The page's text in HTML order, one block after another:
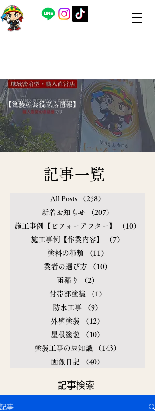
​【塗装のお役立ち情報】
​記事一覧
All Posts （258）
新着お知らせ
（207）
施工事例【ビフォーアフター】
（10）
施工事例【作業内容】
（7）
塗料の種類
（11）
業者の選び方
（10）
雨漏り
（2）
付帯部塗装
（1）
防水工事
（9）
外壁塗装
（12）
屋根塗装
（10）
塗装工事の豆知識
（143）
画像日記
（40）
​記事検索
記事